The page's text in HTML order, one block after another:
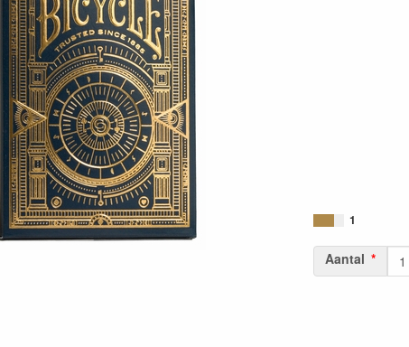
1
Aantal